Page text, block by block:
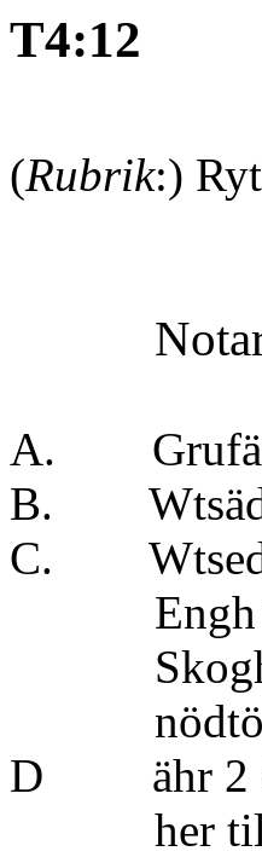
T4:12
(Rubrik:)
A. Grufätt
B.
C.
Skogh,
D ähr 2
her